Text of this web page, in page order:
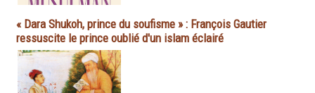
« Dara Shukoh, prince du soufisme » : François Gautier
ressuscite le prince oublié d'un islam éclairé